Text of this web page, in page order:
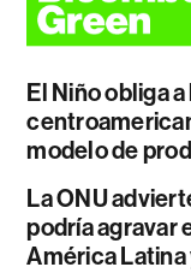
El Niño obliga
modelo de
La ONU
podría agravar
América Latina